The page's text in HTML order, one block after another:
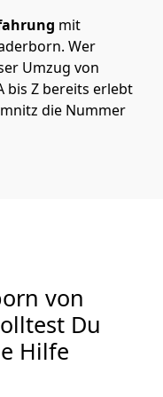
mit
Wer
Umzug von
bis Z bereits erlebt
die Nummer
von
Du
Hilfe